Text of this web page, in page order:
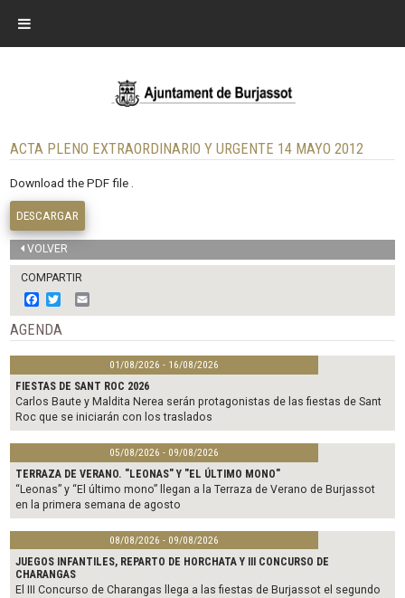
ACTA PLENO EXTRAORDINARIO Y URGENTE 14 MAYO 2012
Download the PDF file .
DESCARGAR
VOLVER
COMPARTIR
F
a
c
e
b
o
o
k
w
i
t
t
e
r
m
i
l
AGENDA
01/08/2026 - 16/08/2026
FIESTAS DE SANT ROC 2026
Carlos Baute y Maldita Nerea serán protagonistas de las fiestas de Sant
Roc que se iniciarán con los traslados
05/08/2026 - 09/08/2026
TERRAZA DE VERANO. "LEONAS" Y "EL ÚLTIMO MONO"
“Leonas” y “El último mono” llegan a la Terraza de Verano de Burjassot
en la primera semana de agosto
08/08/2026 - 09/08/2026
JUEGOS INFANTILES, REPARTO DE HORCHATA Y III CONCURSO DE
CHARANGAS
El III Concurso de Charangas llega a las fiestas de Burjassot el segundo